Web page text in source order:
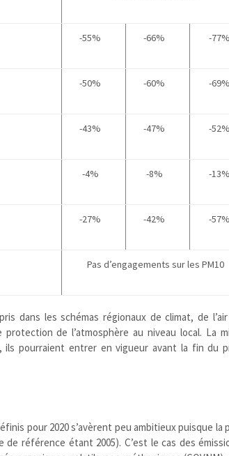
-55% -66% -77%
-50% -60% -69%
-43% -47% -52%
-4% -8% -13%
-27% -42% -57%
Pas d’engagements sur les PM10
dans les schémas régionaux de climat, de
de l’atmosphère au niveau local. La
ils pourraient entrer en vigueur avant la fin du
pour 2020 s’avèrent peu ambitieux puisque la
référence étant 2005). C’est le cas des